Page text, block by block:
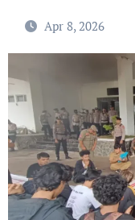
Apr 8, 2026